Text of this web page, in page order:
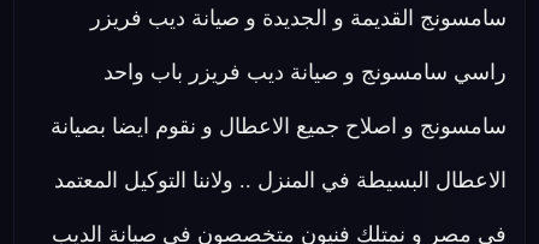
سامسونج القديمة و الجديدة و صيانة ديب فريزر
راسي سامسونج و صيانة ديب فريزر باب واحد
سامسونج و اصلاح جميع الاعطال و نقوم ايضا بصيانة
الاعطال البسيطة في المنزل .. ولاننا التوكيل المعتمد
في مصر و نمتلك فنيون متخصصون في صيانة الديب